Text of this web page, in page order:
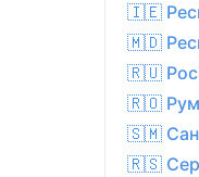
🇮🇪
🇲🇩
🇷🇺
🇷🇴
🇸🇲
🇷🇸